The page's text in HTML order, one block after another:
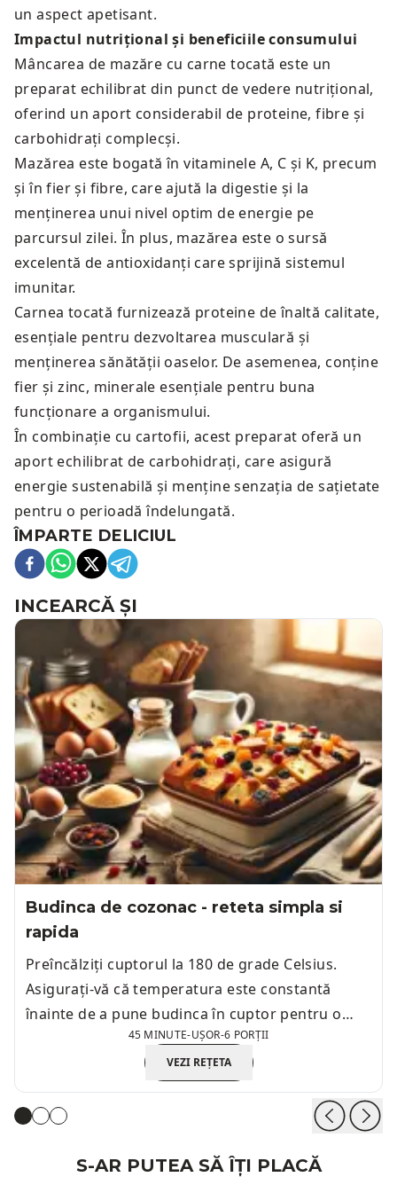
un aspect apetisant.
Impactul nutrițional și beneficiile consumului
Mâncarea de mazăre cu carne tocată este un
preparat echilibrat din punct de vedere nutrițional,
oferind un aport considerabil de proteine, fibre și
carbohidrați complecși.
Mazărea este bogată în vitaminele A, C și K, precum
și în fier și fibre, care ajută la digestie și la
menținerea unui nivel optim de energie pe
parcursul zilei. În plus, mazărea este o sursă
excelentă de antioxidanți care sprijină sistemul
imunitar.
Carnea tocată furnizează proteine de înaltă calitate,
esențiale pentru dezvoltarea musculară și
menținerea sănătății oaselor. De asemenea, conține
fier și zinc, minerale esențiale pentru buna
funcționare a organismului.
În combinație cu cartofii, acest preparat oferă un
aport echilibrat de carbohidrați, care asigură
energie sustenabilă și menține senzația de sațietate
pentru o perioadă îndelungată.
ÎMPARTE DELICIUL
INCEARCĂ ȘI
Budinca de cozonac - reteta simpla si
rapida
Preîncălziți cuptorul la 180 de grade Celsius.
Asigurați-vă că temperatura este constantă
înainte de a pune budinca în cuptor pentru o
coacere uniformă.45 MINUTE-UȘOR-6 PORȚII
VEZI REȚETA
S-AR PUTEA SĂ ÎȚI PLACĂ